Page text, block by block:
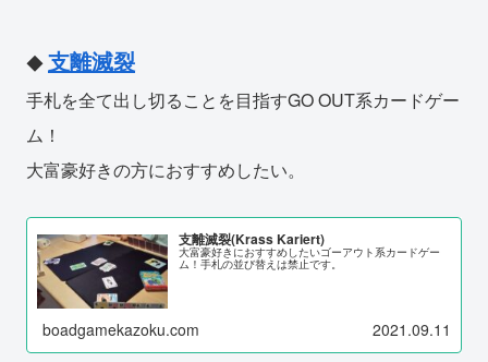
◆支離滅裂
手札を全て出し切ることを目指すGO OUT系カードゲー
ム！
大富豪好きの方におすすめしたい。
支離滅裂(Krass Kariert)
大富豪好きにおすすめしたいゴーアウト系カードゲー
ム！手札の並び替えは禁止です。
boadgamekazoku.com 2021.09.11